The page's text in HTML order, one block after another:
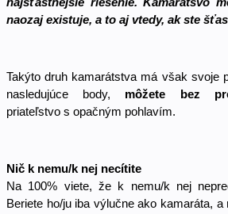
najšťastnejšie riešenie. Kamarátsvo
naozaj existuje, a to aj vtedy, ak ste
Takýto druh kamarátstva má však svoje
nasledujúce body, môžete bez
priateľstvo s opačným pohlavím.
Nič k nemu/k nej necítite
Na 100% viete, že k nemu/k nej
Beriete ho/ju iba výlučne ako kamaráta,